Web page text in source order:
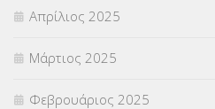
Απρίλιος 2025
Μάρτιος 2025
Φεβρουάριος 2025